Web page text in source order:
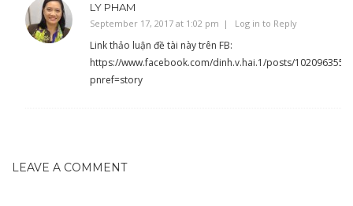
LY PHAM
September 17, 2017 at 1:02 pm Log in to Reply
Link thảo luận đề tài này trên FB:
https://www.facebook.com/dinh.v.hai.1/posts/
pnref=story
LEAVE A COMMENT